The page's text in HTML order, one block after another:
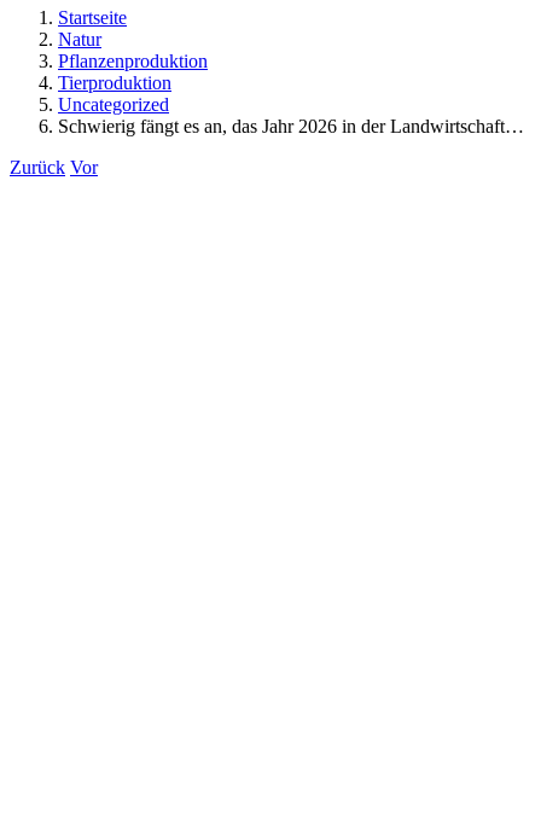
Startseite
Natur
Pflanzenproduktion
Tierproduktion
Uncategorized
Schwierig fängt es an, das Jahr 2026 in der Landwirtschaft…
Zurück Vor